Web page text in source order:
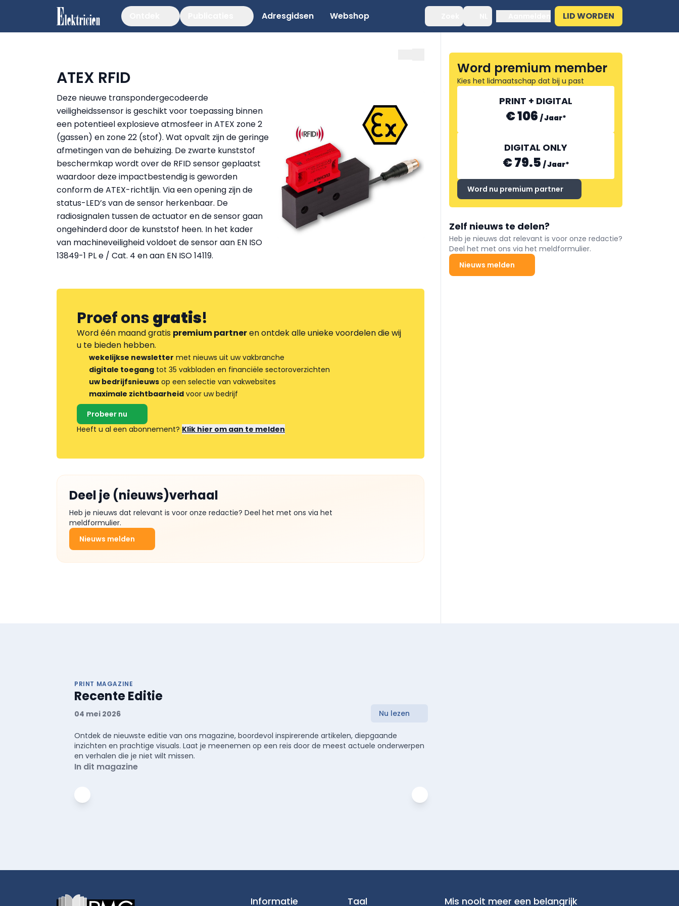
Adresgidsen Webshop LID WORDEN
ATEX RFID
Deze nieuwe transpondergecodeerde
veiligheidssensor is geschikt voor toepassing binnen
een potentieel explosieve atmosfeer in ATEX zone 2
(gassen) en zone 22 (stof). Wat opvalt zijn de geringe
afmetingen van de behuizing. De zwarte kunststof
beschermkap wordt over de RFID sensor geplaatst
waardoor deze impactbestendig is geworden
conform de ATEX-richtlijn. Via een opening zijn de
status-LED’s van de sensor herkenbaar. De
radiosignalen tussen de actuator en de sensor gaan
ongehinderd door de kunststof heen. In het kader
van machineveiligheid voldoet de sensor aan EN ISO
13849-1 PL e / Cat. 4 en aan EN ISO 14119.
Proef onsgratis!
Word één maand gratis premium partneren ontdek alle unieke voordelen die wij
u te bieden hebben.
wekelijkse newsletter met nieuws uit uw vakbranche
digitale toegang tot 35 vakbladen en financiële sectoroverzichten
uw bedrijfsnieuws op een selectie van vakwebsites
maximale zichtbaarheid voor uw bedrijf
Probeer nu
Heeft u al een abonnement? Klik hier om aan te melden
Deel je (nieuws)verhaal
Heb je nieuws dat relevant is voor onze redactie? Deel het met ons via het
meldformulier.
Nieuws melden
Word premium member
Kies het lidmaatschap dat bij u past
PRINT + DIGITAL
€ 106 /Jaar*
DIGITAL ONLY
€ 79.5 /Jaar*
Word nu premium partner
Zelf nieuws te delen?
Heb je nieuws dat relevant is voor onze redactie?
Deel het met ons via het meldformulier.
Nieuws melden
PRINT MAGAZINE
Recente Editie
04 mei 2026 Nu lezen
Ontdek de nieuwste editie van ons magazine, boordevol inspirerende artikelen, diepgaande
inzichten en prachtige visuals. Laat je meenemen op een reis door de meest actuele onderwerpen
en verhalen die je niet wilt missen.
In dit magazine
Informatie Taal Mis nooit meer een belangrijk